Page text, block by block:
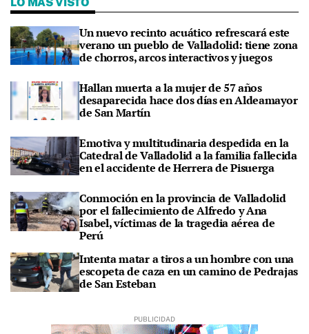
Un nuevo recinto acuático refrescará este
verano un pueblo de Valladolid: tiene zona
de chorros, arcos interactivos y juegos
Hallan muerta a la mujer de 57 años
desaparecida hace dos días en Aldeamayor
de San Martín
Emotiva y multitudinaria despedida en la
Catedral de Valladolid a la familia fallecida
en el accidente de Herrera de Pisuerga
Conmoción en la provincia de Valladolid
por el fallecimiento de Alfredo y Ana
Isabel, víctimas de la tragedia aérea de
Perú
Intenta matar a tiros a un hombre con una
escopeta de caza en un camino de Pedrajas
de San Esteban